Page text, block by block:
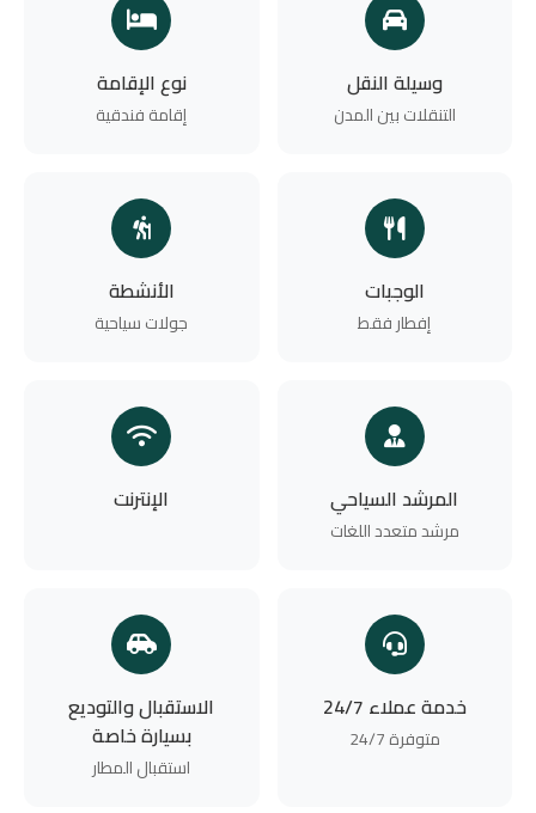
وسيلة النقل
التنقلات بين المدن
نوع الإقامة
إقامة فندقية
الوجبات
إفطار فقط
الأنشطة
جولات سياحية
المرشد السياحي
مرشد متعدد اللغات
الإنترنت
خدمة عملاء 24/7
متوفرة 24/7
الاستقبال والتوديع
بسيارة خاصة
استقبال المطار